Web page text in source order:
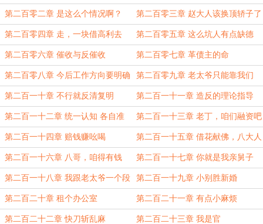
第二百零二章 是这么个情况啊？ 第二百零三章 赵大人该换顶轿子了
第二百零四章 走，一块借高利去 第二百零五章 这么坑人有点缺德
第二百零六章 催收与反催收 第二百零七章 革债主的命
第二百零八章 今后工作方向要明确 第二百零九章 老太爷只能靠我们
第二百一十章 不行就反清复明 第二百一十一章 造反的理论指导
第二百一十二章 统一认知 各自准
备
第二百一十三章 老丁，咱们融资吧
第二百一十四章 赔钱赚吆喝 第二百一十五章 借花献佛，八大人
笑纳
第二百一十六章 八哥，咱得有钱
啊！
第二百一十七章 你就是我亲舅子
第二百一十八章 我跟老太爷一个段
位？
第二百一十九章 小别胜新婚
第二百二十章 租个办公室 第二百二十一章 有点小麻烦
第二百二十二章 快刀斩乱麻 第二百二十三章 我是官